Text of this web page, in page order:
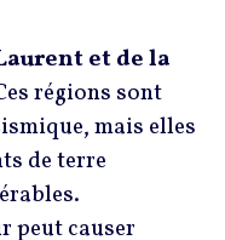
et de la
régions sont
mais elles
de terre
peut causer